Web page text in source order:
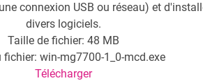
connexion USB ou réseau) et
divers logiciels.
Taille de fichier: 48 MB
fichier: win-mg7700-1_0-mcd.exe
Télécharger